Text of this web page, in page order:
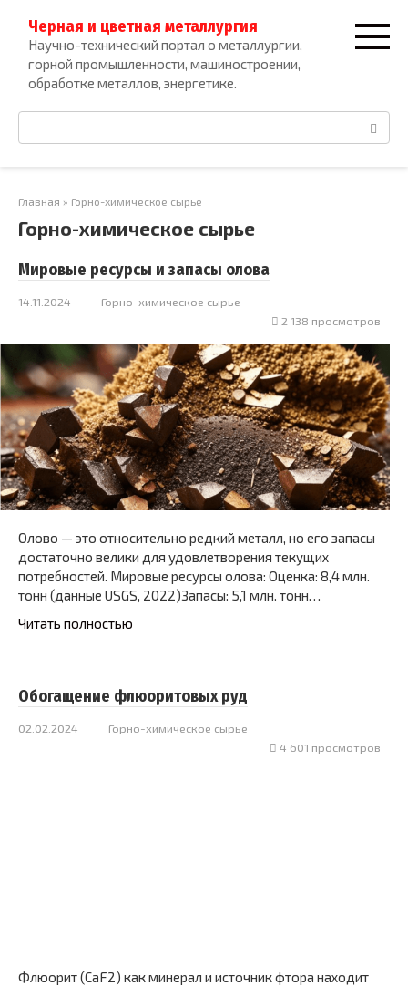
контенту
Черная и цветная металлургия
Научно-технический портал о металлургии,
горной промышленности, машиностроении,
обработке металлов, энергетике.
Поиск:
Главная » Горно-химическое сырье
Горно-химическое сырье
Мировые ресурсы и запасы олова
14.11.2024
Горно-химическое сырье
2 138 просмотров
Олово — это относительно редкий металл, но его запасы
достаточно велики для удовлетворения текущих
потребностей. Мировые ресурсы олова: Оценка: 8,4 млн.
тонн (данные USGS, 2022)Запасы: 5,1 млн. тонн…
Читать полностью
Обогащение флюоритовых руд
02.02.2024
Горно-химическое сырье
4 601 просмотров
Флюорит (CaF2) как минерал и источник фтора находит